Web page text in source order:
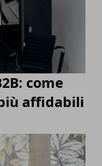
come
affidabili